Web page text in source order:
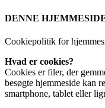
DENNE
Cookiepolitik for
Hvad er cookies?
Cookies er filer, der
besøgte hjemmeside kan
smartphone, tablet eller